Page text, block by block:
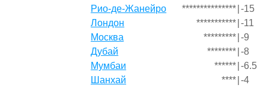
Рио-де-Жанейро
*************** -15
Лондон
*********** -11
Москва
********* -9
Дубай
******** -8
Мумбаи
****** -6.5
Шанхай
**** -4